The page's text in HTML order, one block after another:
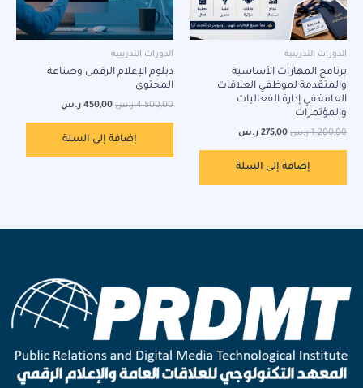
الدورات التدريبية
برنامج المهارات الأساسية
والمتقدمة لموظفي العلاقات
العامة في إدارة الفعاليات
والمؤتمرات
1.200,00 ر.س 275,00 ر.س
إضافة إلى السلة
الدورات التدريبية
دبلوم الإعلام الرقمى وصناعة
المحتوى
4.500,00 ر.س 450,00 ر.س
إضافة إلى السلة